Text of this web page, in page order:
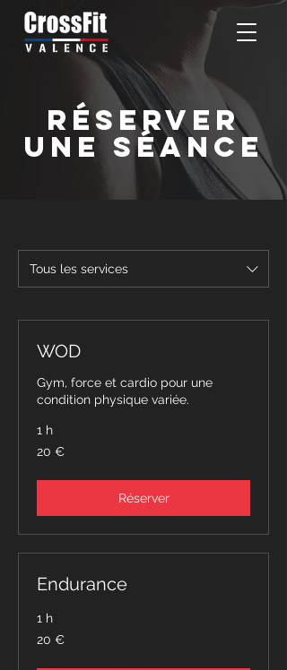
RÉSERVER
UNE SÉANCE
Tous les services
WOD
Gym, force et cardio pour une
condition physique variée.
1 h
euros
20 €
Réserver
Endurance
1 h
euros
20 €